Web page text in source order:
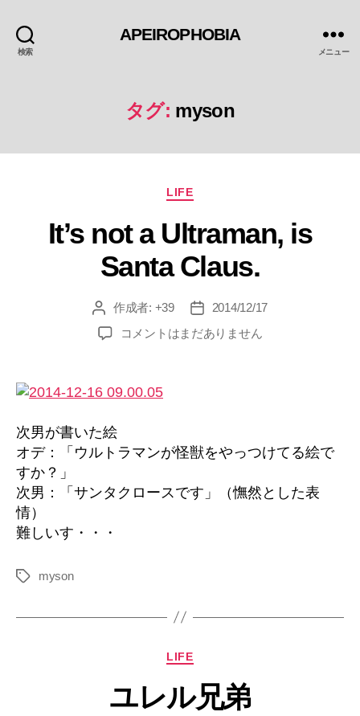
検索
APEIROPHOBIA
メニュー
タグ: myson
カ
ゴ
リ
ー
LIFE
It’s not a Ultraman, is
Santa Claus.
投
稿
者
作成者: +39
投
稿
日
2014/12/17
It’s
Ultraman,
is
へ
コメントはまだありません
次男が書いた絵
オデ：「ウルトラマンが怪獣をやっつけてる絵で
すか？」
次男：「サンタクロースです」（憮然とした表
情）
難しいす・・・
タ
myson
カ
ゴ
リ
LIFE
ユレル兄弟